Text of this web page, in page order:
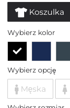
Koszulka
Wybierz kolor
Wybierz opcję
Męska